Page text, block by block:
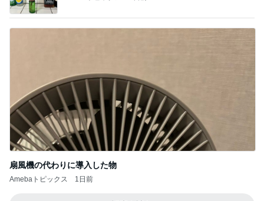
お得なセットの肉の旨味チャーハン
森口博子 姉が作ったタレに病み付き
Amebaトピックス 1日前
ネイボール ボール片手にすべり台挑戦
Amebaトピックス 1日前